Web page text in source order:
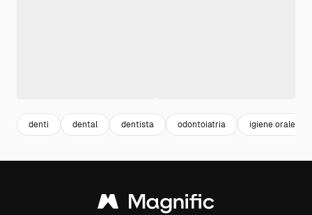
denti dental dentista odontoiatria igiene orale